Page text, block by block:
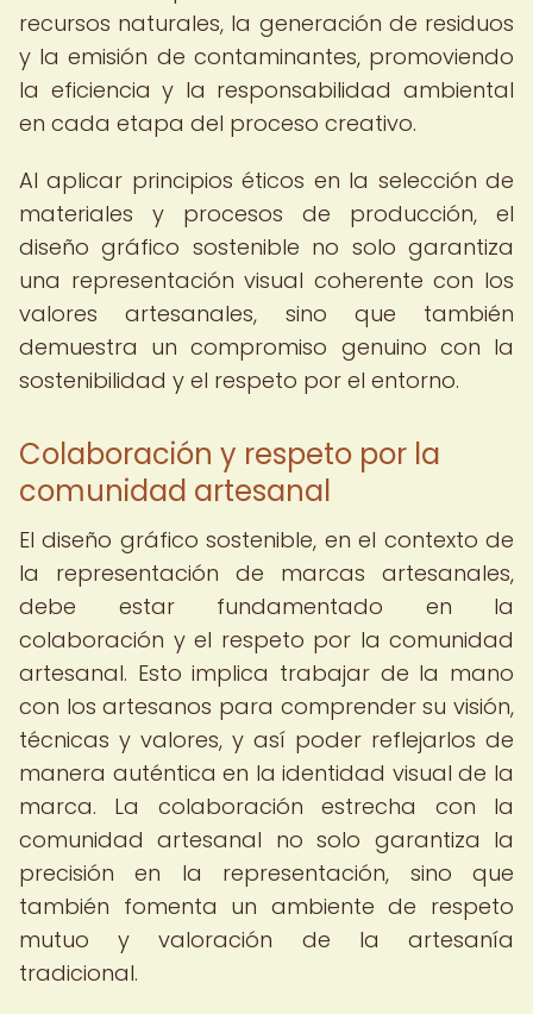
recursos naturales, la generación de residuos
y la emisión de contaminantes, promoviendo
la eficiencia y la responsabilidad ambiental
en cada etapa del proceso creativo.
Al aplicar principios éticos en la selección de
materiales y procesos de producción, el
diseño gráfico sostenible no solo garantiza
una representación visual coherente con los
valores artesanales, sino que también
demuestra un compromiso genuino con la
sostenibilidad y el respeto por el entorno.
Colaboración y respeto por la
comunidad artesanal
El diseño gráfico sostenible, en el contexto de
la representación de marcas artesanales,
debe estar fundamentado en la
colaboración y el respeto por la comunidad
artesanal. Esto implica trabajar de la mano
con los artesanos para comprender su visión,
técnicas y valores, y así poder reflejarlos de
manera auténtica en la identidad visual de la
marca. La colaboración estrecha con la
comunidad artesanal no solo garantiza la
precisión en la representación, sino que
también fomenta un ambiente de respeto
mutuo y valoración de la artesanía
tradicional.